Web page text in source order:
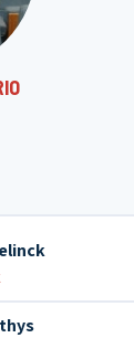
Moulin Rouge